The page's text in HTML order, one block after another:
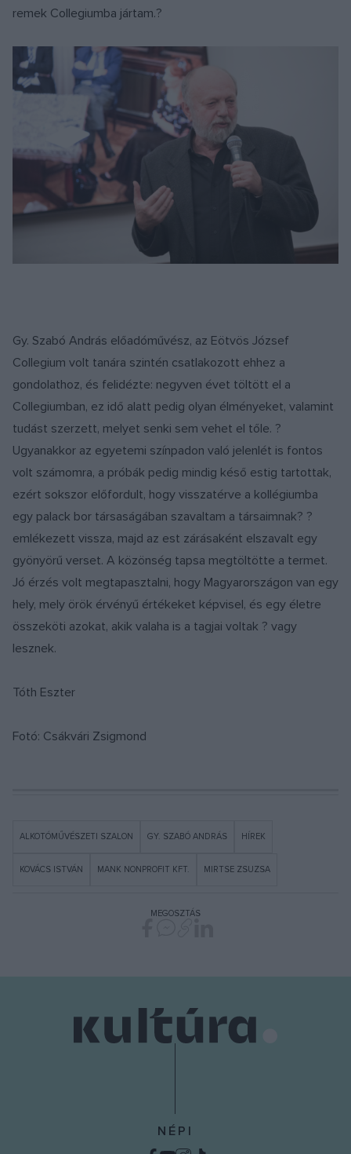
remek Collegiumba jártam.?
Gy. Szabó András előadóművész, az Eötvös József
Collegium volt tanára szintén csatlakozott ehhez a
gondolathoz, és felidézte: negyven évet töltött el a
Collegiumban, ez idő alatt pedig olyan élményeket, valamint
tudást szerzett, melyet senki sem vehet el tőle. ?
Ugyanakkor az egyetemi színpadon való jelenlét is fontos
volt számomra, a próbák pedig mindig késő estig tartottak,
ezért sokszor előfordult, hogy visszatérve a kollégiumba
egy palack bor társaságában szavaltam a társaimnak? ?
emlékezett vissza, majd az est zárásaként elszavalt egy
gyönyörű verset. A közönség tapsa megtöltötte a termet.
Jó érzés volt megtapasztalni, hogy Magyarországon van egy
hely, mely örök érvényű értékeket képvisel, és egy életre
összeköti azokat, akik valaha is a tagjai voltak ? vagy
lesznek.
Tóth Eszter
Fotó: Csákvári Zsigmond
ALKOTÓMŰVÉSZETI SZALON GY. SZABÓ ANDRÁS HÍREK
KOVÁCS ISTVÁN MANK NONPROFIT KFT. MIRTSE ZSUZSA
MEGOSZTÁS
NÉPI